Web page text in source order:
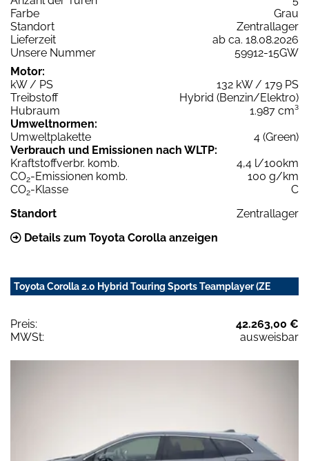
Farbe
Grau
Standort
Zentrallager
Lieferzeit
ab ca. 18.08.2026
Unsere Nummer
59912-15GW
Motor:
kW / PS
132 kW / 179 PS
Treibstoff
Hybrid (Benzin/Elektro)
Hubraum
1.987 cm³
Umweltnormen:
Umweltplakette
4 (Green)
Verbrauch und Emissionen nach WLTP:
Kraftstoffverbr. komb.
4,4 l/100km
CO2-Emissionen komb.
100 g/km
CO2-Klasse
C
Standort
Zentrallager
Details zum Toyota Corolla anzeigen
Toyota Corolla 2.0 Hybrid Touring Sports Teamplayer (ZE
Preis:
42.263,00 €
MWSt:
ausweisbar